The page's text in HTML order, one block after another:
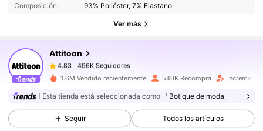
Composición: 93% Poliéster, 7% Elastano
Ver más
Attitoon
4.83
496K Seguidores
h***r seguidoHace 1 horas
4.83
496K Seguidores
4.83 496K Seguidores
4.83 496K Seguidores
1.6M Vendido recientemente 540K Recompra
Esta tienda está seleccionada como 「Botique de moda」
Seguir Todos los artículos